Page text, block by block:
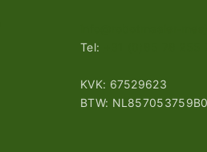
Tel:
KVK: 67529623
BTW: